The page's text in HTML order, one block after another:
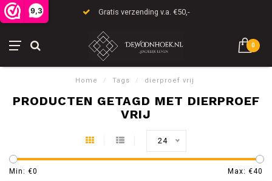
9,3 Gratis verzending v.a. €50,-
0
Home / Tags / dierproef vrij
PRODUCTEN GETAGD MET DIERPROEF
VRIJ
24
Min: €0 Max: €40